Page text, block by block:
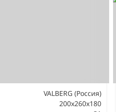
VALBERG (Россия)
200x260x180